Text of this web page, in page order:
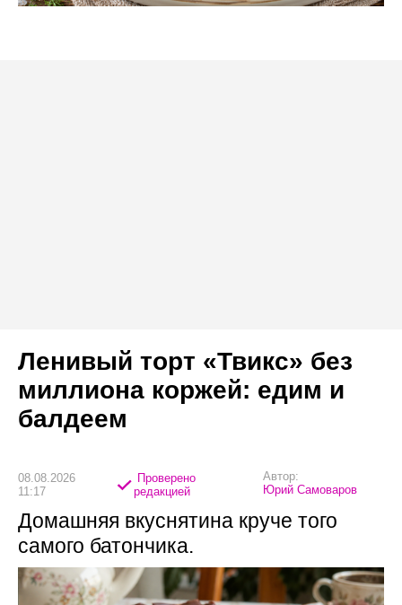
Ленивый торт «Твикс» без
миллиона коржей: едим и
балдеем
08.08.2026
11:17
Проверено
редакцией
Автор:
Юрий Самоваров
Домашняя вкуснятина круче того
самого батончика.